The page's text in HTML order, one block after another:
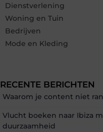
Dienstverlening
Woning en Tuin
Bedrijven
Mode en Kleding
RECENTE BERICHTEN
Waarom je content niet
Vlucht boeken naar Ibiza
duurzaamheid